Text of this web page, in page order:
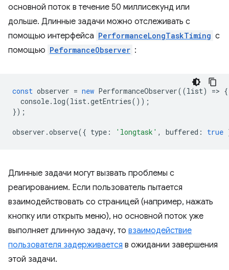
основной поток в течение 50 миллисекунд или
дольше. Длинные задачи можно отслеживать с
помощью интерфейса PerformanceLongTaskTiming с
помощью PeformanceObserver :
const observer = new PerformanceObserver((list) => {
console. log(list.getEntries());
});
observer .observe({ type : 'longtask' , buffered : true
Длинные задачи могут вызвать проблемы с
реагированием. Если пользователь пытается
взаимодействовать со страницей (например, нажать
кнопку или открыть меню), но основной поток уже
выполняет длинную задачу, то взаимодействие
пользователя задерживается в ожидании завершения
этой задачи.